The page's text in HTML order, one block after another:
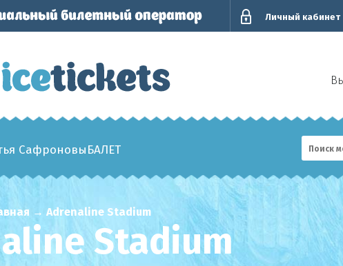
Личный кабинет
СафроновыБАЛЕТ
→ Adrenaline Stadium
Stadium